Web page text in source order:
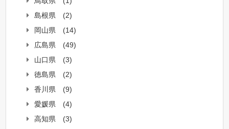
島根県
(2)
岡山県
(14)
広島県
(49)
山口県
(3)
徳島県
(2)
香川県
(9)
愛媛県
(4)
高知県
(3)